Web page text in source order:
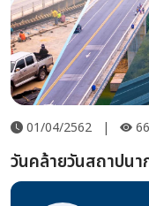
01/04/2562 | 66
วันคล้ายวันสถาปน